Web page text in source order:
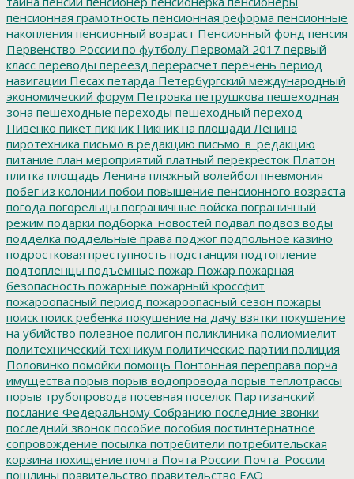
пенсионная грамотность пенсионная реформа пенсионные
накопления пенсионный возраст Пенсионный фонд пенсия
Первенство России по футболу Первомай 2017 первый
класс переводы переезд перерасчет перечень период
навигации Песах петарда Петербургский международный
экономический форум Петровка петрушкова пешеходная
зона пешеходные переходы пешеходный переход
Пивенко пикет пикник Пикник на площади Ленина
пиротехника письмо в редакцию письмо_в_редакцию
питание план мероприятий платный перекресток Платон
плитка площадь Ленина пляжный волейбол пневмония
побег из колонии побои повышение пенсионного возраста
погода погорельцы пограничные войска пограничный
режим подарки подборка_новостей подвал подвоз воды
подделка поддельные права поджог подпольное казино
подростковая преступность подстанция подтопление
подтопленцы подъемные пожар Пожар пожарная
безопасность пожарные пожарный кроссфит
пожароопасный период пожароопасный сезон пожары
поиск поиск ребенка покушение на дачу взятки покушение
на убийство полезное полигон поликлиника полиомиелит
политехнический техникум политические партии полиция
Половинко помойки помощь Понтонная переправа порча
имущества порыв порыв водопровода порыв теплотрассы
порыв трубопровода посевная поселок Партизанский
послание Федеральному Собранию последние звонки
последний звонок пособие пособия постинтернатное
сопровождение посылка потребители потребительская
корзина похищение почта Почта России Почта_России
пошлины правительство правительство ЕАО